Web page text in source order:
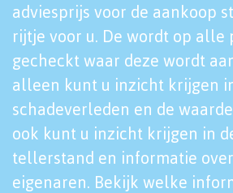
adviesprijs voor de aankoop
rijtje voor u. De wordt op alle
gecheckt waar deze wordt
alleen kunt u inzicht krijgen
schadeverleden en de
ook kunt u inzicht krijgen in
tellerstand en informatie
eigenaren. Bekijk welke